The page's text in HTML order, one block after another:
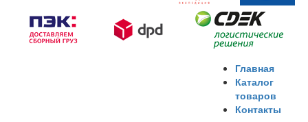
Главная
Каталог
товаров
Контакты